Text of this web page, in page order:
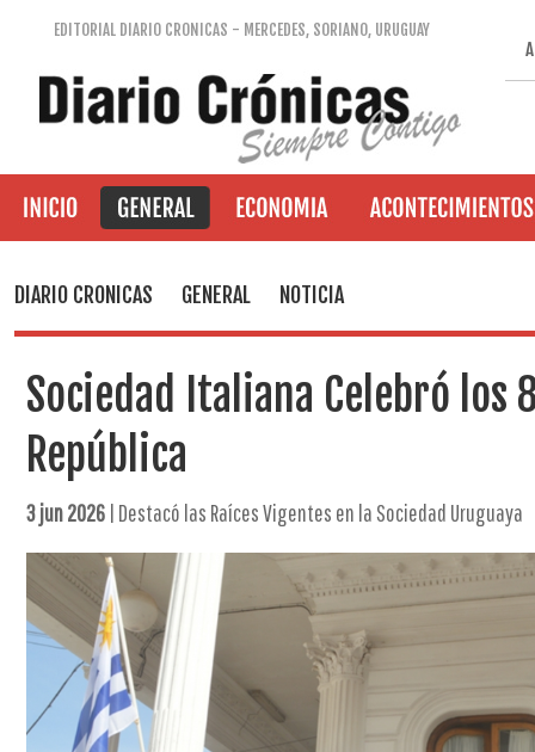
EDITORIAL DIARIO CRONICAS - MERCEDES, SORIANO, URUGUAY
DIARIO CRONICAS GENERAL NOTICIA
Sociedad Italiana Celebró los
República
3 jun 2026 | Destacó las Raíces Vigentes en la Sociedad Uruguaya